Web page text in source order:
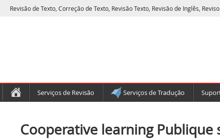
Revisão de Texto, Correção de Texto, Revisão Texto, Revisão de Inglês,
Serviços de Revisão Serviços de Tradução
Cooperative learning Publique